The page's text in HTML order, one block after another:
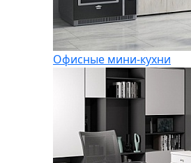
Офисные мини-кухни